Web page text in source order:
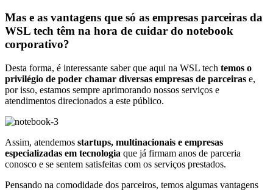
Mas e as vantagens que só as empresas parceiras da
WSL tech têm na hora de cuidar do notebook
corporativo?
Desta forma, é interessante saber que aqui na WSL tech temos o
privilégio de poder chamar diversas empresas de parceiras e,
por isso, estamos sempre aprimorando nossos serviços e
atendimentos direcionados a este público.
Assim, atendemos startups, multinacionais e empresas
especializadas em tecnologia que já firmam anos de parceria
conosco e se sentem satisfeitas com os serviços prestados.
Pensando na comodidade dos parceiros, temos algumas vantagens